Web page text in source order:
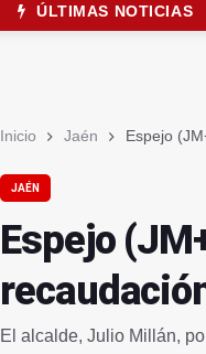
ÚLTIMAS NOTICIAS
Inicio Jaén Espejo
JAÉN
Espejo
El alcalde, Julio Millán,